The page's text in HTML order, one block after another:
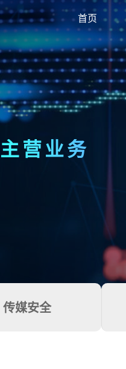
首页
主营业务
传媒安全